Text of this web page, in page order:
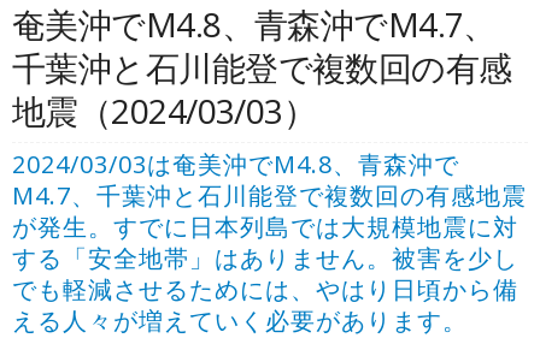
奄美沖でM4.8、青森沖でM4.7、
千葉沖と石川能登で複数回の有感
地震（2024/03/03）
2024/03/03は奄美沖でM4.8、青森沖で
M4.7、千葉沖と石川能登で複数回の有感地震
が発生。すでに日本列島では大規模地震に対
する「安全地帯」はありません。被害を少し
でも軽減させるためには、やはり日頃から備
える人々が増えていく必要があります。